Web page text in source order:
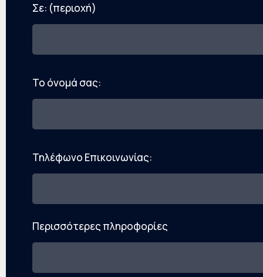
Σε: (περιοχή)
Το όνομά σας:
Τηλέφωνο Επικοινωνίας:
Περισσότερες πληροφορίες